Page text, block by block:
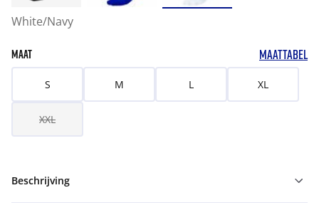
White/Navy
MAAT MAATTABEL
S M L XL
XXL
Beschrijving